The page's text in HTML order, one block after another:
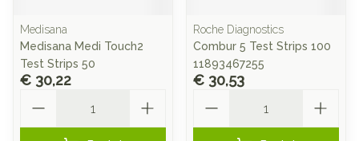
Medisana
Medisana Medi Touch2
Test Strips 50
€ 30,22
Roche Diagnostics
Combur 5 Test Strips 100
11893467255
€ 30,53